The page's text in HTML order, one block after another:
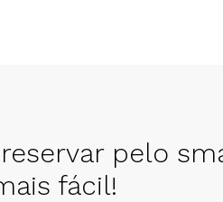
pelo
fácil!